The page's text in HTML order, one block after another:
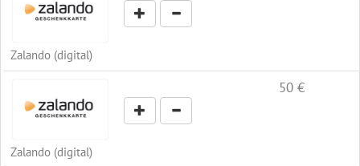
Zalando (digital)
Zalando (digital)
50 €